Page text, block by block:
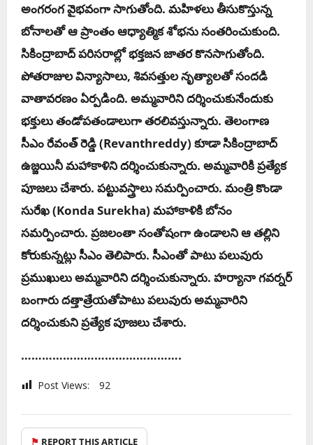
అంగ‌రంగ వైభ‌వంగా సాగుతోంది. మ‌హిళ‌లు తీసుకొస్తున్న
బోనాల‌తో ఆ ప్రాంతం ఆధ్యాత్మిక శోభ‌ను సంత‌రించుకుంది.
సికింద్రాబాద్ ప‌రిస‌రాల్లో భ‌క్త‌జ‌న జాత‌ర కొన‌సాగుతోంది.
పోత‌రాజుల విన్యాసాలు, శివ‌స‌త్తుల నృత్యాల‌తో సంద‌డి
వాతావ‌ర‌ణం ఏర్ప‌డింది. అమ్మ‌వారిని ద‌ర్శించుకునేందుకు
భ‌క్తులు తండోప‌తండాలుగా త‌ర‌లివ‌స్తున్నారు. తెలంగాణ
సీఎం రేవంత్ రెడ్డి (Revanthreddy) కూడా సికింద్రాబాద్
ఉజ్జ‌యినీ మ‌హాకాళిని ద‌ర్శించుకున్నారు. అమ్మ‌వారికి ప్రత్యేక
పూజలు చేశారు. పట్టువస్త్రాలు సమర్పించారు. మంత్రి కొండా
సురేఖ (Konda Surekha) మ‌హాకాళికి బోనం
సమర్పించారు. ప్రజలంతా సంతోషంగా ఉండాలని ఆ తల్లిని
కోరుకున్నట్లు సీఎం తెలిపారు. సీఎంతో పాటు పలువురు
ప్రముఖులు అమ్మవారిని దర్శించుకున్నారు. హర్యానా గవర్నర్
బంగారు దత్తాత్రేయతోపాటు పలువురు అమ్మవారిని
దర్శించుకుని ప్రత్యేక పూజలు చేశారు.
……………………………………….
Post Views: 92
⚑ REPORT THIS ARTICLE